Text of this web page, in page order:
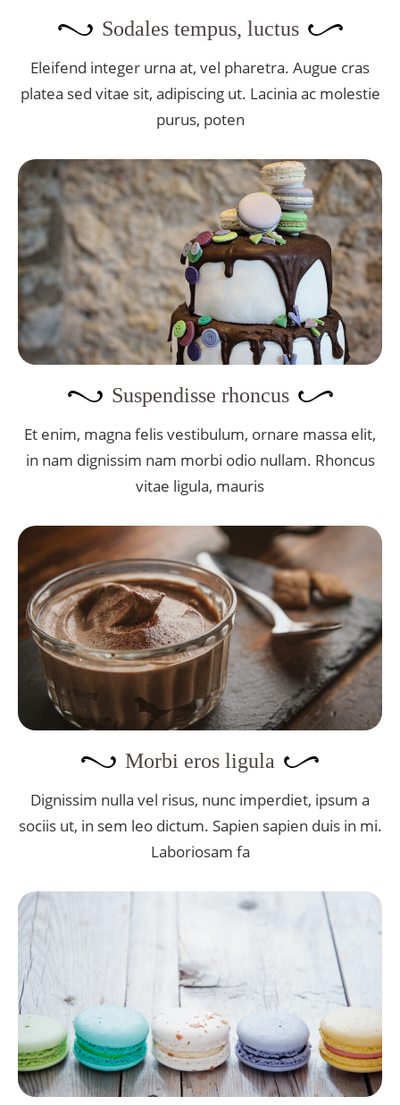
Sodales tempus, luctus
Eleifend integer urna at, vel pharetra. Augue cras
platea sed vitae sit, adipiscing ut. Lacinia ac molestie
purus, poten
Suspendisse rhoncus
Et enim, magna felis vestibulum, ornare massa elit,
in nam dignissim nam morbi odio nullam. Rhoncus
vitae ligula, mauris
Morbi eros ligula
Dignissim nulla vel risus, nunc imperdiet, ipsum a
sociis ut, in sem leo dictum. Sapien sapien duis in mi.
Laboriosam fa